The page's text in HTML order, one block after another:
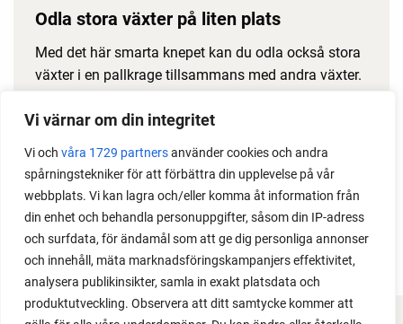
Vi värnar om din integritet
Vi och våra 1729 partnersanvänder cookies och andra
spårningstekniker för att förbättra din upplevelse på vår
webbplats. Vi kan lagra och/eller komma åt information från
din enhet och behandla personuppgifter, såsom din IP-adress
och surfdata, för ändamål som att ge dig personliga annonser
och innehåll, mäta marknadsföringskampanjers effektivitet,
analysera publikinsikter, samla in exakt platsdata och
produktutveckling. Observera att ditt samtycke kommer att
Odla stora växter på liten plats
Med det här smarta knepet kan du odla också stora
växter i en pallkrage tillsammans med andra växter.